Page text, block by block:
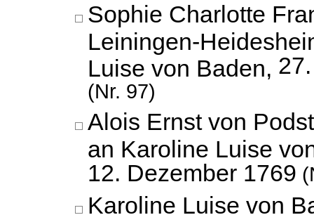
Sophie Charlotte
Leiningen-
Luise von Baden,
(Nr. 97)
Alois Ernst von
an Karoline Luise
12. Dezember 1769
Karoline Luise von